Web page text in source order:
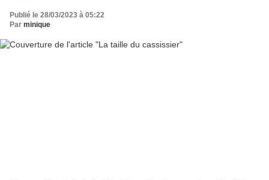
Publié le 28/03/2023 à 05:22
Par minique